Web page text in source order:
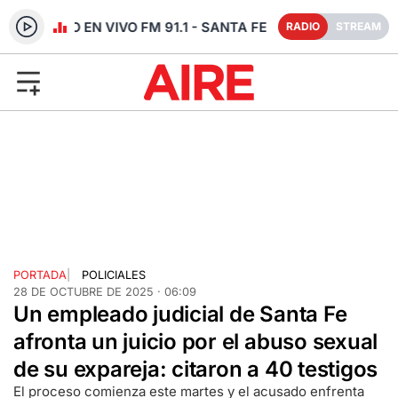
RADIO EN VIVO FM 91.1 - SANTA FE RADIO STREAM
PORTADA
POLICIALES
28 DE OCTUBRE DE 2025 · 06:09
Un empleado judicial de Santa Fe
afronta un juicio por el abuso sexual
de su expareja: citaron a 40 testigos
El proceso comienza este martes y el acusado enfrenta